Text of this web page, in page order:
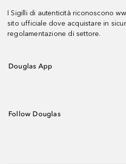
I Sigilli di autenticità riconoscono
sito ufficiale dove acquistare in
regolamentazione di settore.
Douglas App
Follow Douglas